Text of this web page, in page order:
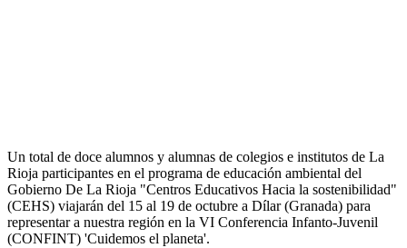
Un total de doce alumnos y alumnas de colegios e institutos de La
Rioja participantes en el programa de educación ambiental del
Gobierno De La Rioja "Centros Educativos Hacia la sostenibilidad"
(CEHS) viajarán del 15 al 19 de octubre a Dílar (Granada) para
representar a nuestra región en la VI Conferencia Infanto-Juvenil
(CONFINT) 'Cuidemos el planeta'.